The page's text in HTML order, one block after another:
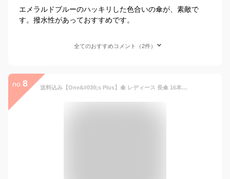
エメラルドブルーのハッキリした色合いの傘が、素敵で
す。撥水性があっておすすめです。
全てのおすすめコメント（2件）
no. 8 送料込み【One&#039;s Plus】傘 レディース 長傘 16本骨傘 プレーンアンブレラ 【ベーシックカラーシリーズ】 60cm 雨傘 手動式 全11色【楽ギフ_包装選択】| 無地 撥水 長雨傘 長傘 かわいい レディース カラフル 手開き式 大きめ 丈夫 和傘 番傘風 大人 プレゼント 推し色